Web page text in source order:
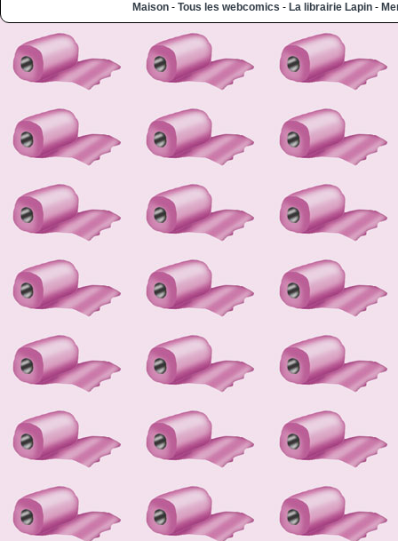
Maison- Tous les webcomics - La librairie Lapin-